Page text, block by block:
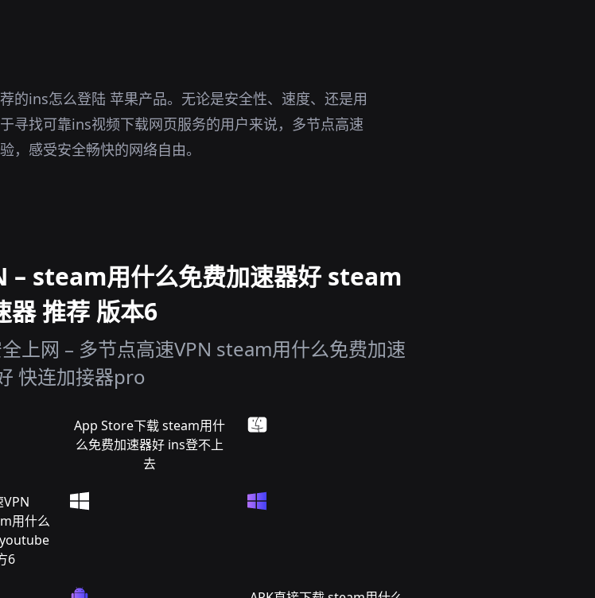
的ins怎么登陆 苹果产品。无论是安全性、速度、还是用
寻找可靠ins视频下载网页服务的用户来说，多节点高速
，感受安全畅快的网络自由。
– steam用什么免费加速器好 steam
器 推荐 版本6
上网 – 多节点高速VPN steam用什么免费加速
快连加接器pro
App Store下载 steam用什
么免费加速器好 ins登不上
去
用什么
6